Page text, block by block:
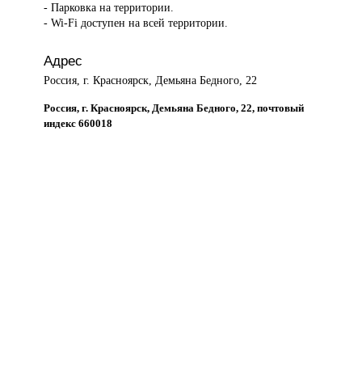
- Парковка на территории.
- Wi-Fi доступен на всей территории.
Адрес
Россия, г. Красноярск, Демьяна Бедного, 22
Россия, г. Красноярск, Демьяна Бедного, 22, почтовый
индекс 660018